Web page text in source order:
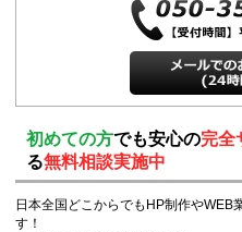
初めての方でも安心の完全
る無料相談実施中
日本全国どこからでもHP制作やWEB
す！